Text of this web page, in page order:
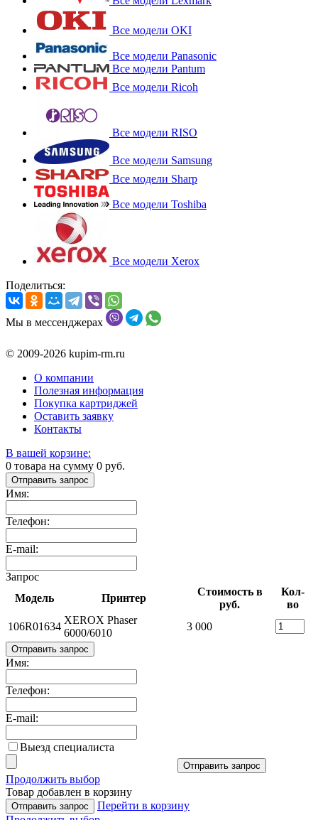
Все модели OKI
Все модели Panasonic
Все модели Pantum
Все модели Ricoh
Все модели RISO
Все модели Samsung
Все модели Sharp
Все модели Toshiba
Все модели Xerox
Поделиться:
Мы в мессенджерах
© 2009-2026 kupim-rm.ru
О компании
Полезная информация
Покупка картриджей
Оставить заявку
Контакты
В вашей корзине:
0 товара на сумму 0 руб.
Отправить запрос
Имя:
Телефон:
E-mail:
Запрос
Модель
Принтер
Стоимость в
руб.
Кол-
во
106R01634
XEROX Phaser
6000/6010
3 000
Отправить запрос
Имя:
Телефон:
E-mail:
Выезд специалиста
Отправить запрос
Продолжить выбор
Товар добавлен в корзину
Отправить запрос
Перейти в корзину